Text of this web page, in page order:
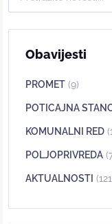
Obavijesti
PROMET (9)
POTICAJNA
KOMUNALNI RED
POLJOPRIVREDA
AKTUALNOSTI